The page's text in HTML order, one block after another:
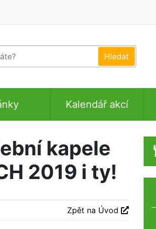
Kalendář akcí
kapele
2019 i ty!
Zpět na Úvod